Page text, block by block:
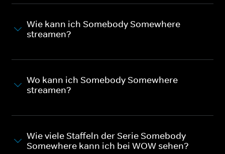
Wie kann ich Somebody Somewhere
streamen?
Wo kann ich Somebody Somewhere
streamen?
Wie viele Staffeln der Serie Somebody
Somewhere kann ich bei WOW sehen?